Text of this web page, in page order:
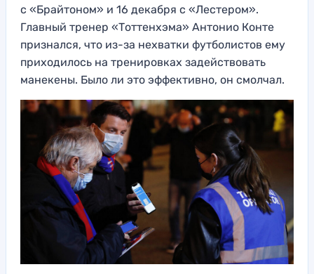
с «Брайтоном» и 16 декабря с «Лестером».
Главный тренер «Тоттенхэма» Антонио Конте
признался, что из-за нехватки футболистов ему
приходилось на тренировках задействовать
манекены. Было ли это эффективно, он смолчал.